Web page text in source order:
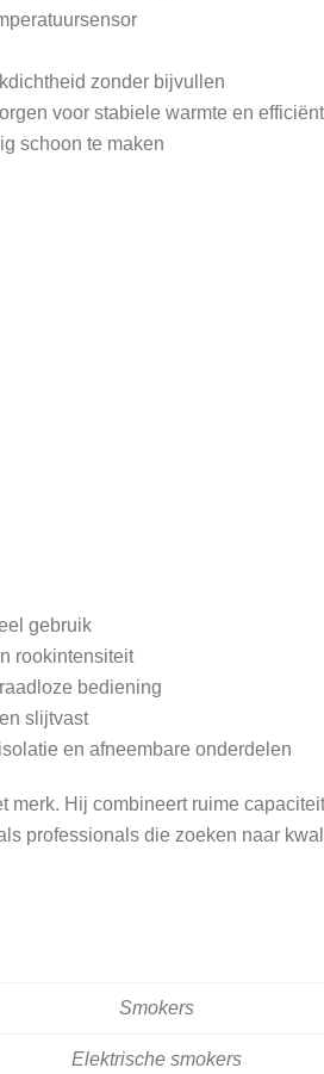
zonder bijvullen
voor stabiele warmte en
schoon te maken
gebruik
rookintensiteit
bediening
slijtvast
en afneembare onderdelen
Hij combineert ruime
professionals die zoeken naar
Smokers
Elektrische smokers